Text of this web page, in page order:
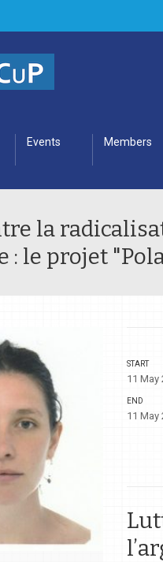
Events Members
la
: le projet
START
11 May
END
11 May